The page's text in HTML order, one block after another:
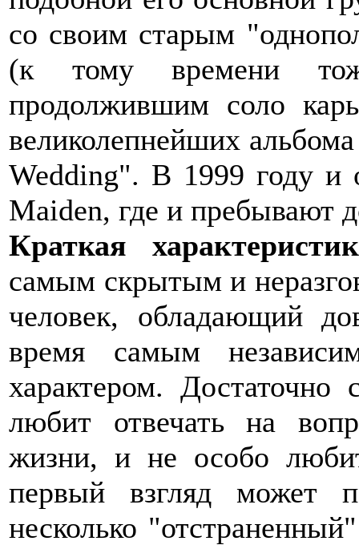
со своим старым
(к тому времени
продолжившим соло
великолепнейших
Wedding". В 1999 году и
Maiden, где и пребывают
Краткая
самым скрытым и
человек, обладающий
время самым
характером.
любит отвечать на
жизни, и не особо
первый взгляд может
несколько